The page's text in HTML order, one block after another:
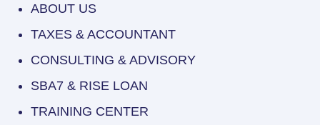
ABOUT US
TAXES & ACCOUNTANT
CONSULTING & ADVISORY
SBA7 & RISE LOAN
TRAINING CENTER